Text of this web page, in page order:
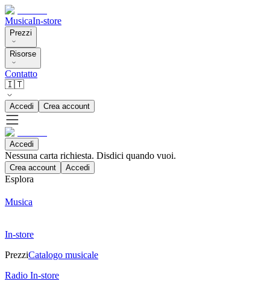
MusicaIn-store
Prezzi
Risorse
Contatto
🇮🇹
Accedi Crea account
Accedi
Nessuna carta richiesta. Disdici quando vuoi.
Crea account Accedi
Esplora
Musica
In-store
PrezziCatalogo musicale
Radio In-store